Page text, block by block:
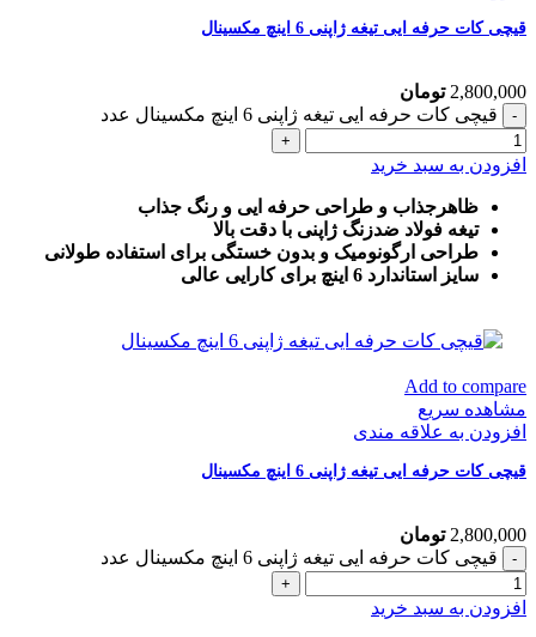
قیچی کات حرفه ایی تیغه ژاپنی 6 اینچ مکسینال
2,800,000 تومان
قیچی کات حرفه ایی تیغه ژاپنی 6 اینچ مکسینال عدد
افزودن به سبد خرید
ظاهرجذاب و طراحی حرفه ایی و رنگ جذاب
تیغه فولاد ضدزنگ ژاپنی با دقت بالا
طراحی ارگونومیک و بدون خستگی برای استفاده طولانی
سایز استاندارد 6 اینچ برای کارایی عالی
Add to compare
مشاهده سریع
افزودن به علاقه مندی
قیچی کات حرفه ایی تیغه ژاپنی 6 اینچ مکسینال
2,800,000 تومان
قیچی کات حرفه ایی تیغه ژاپنی 6 اینچ مکسینال عدد
افزودن به سبد خرید